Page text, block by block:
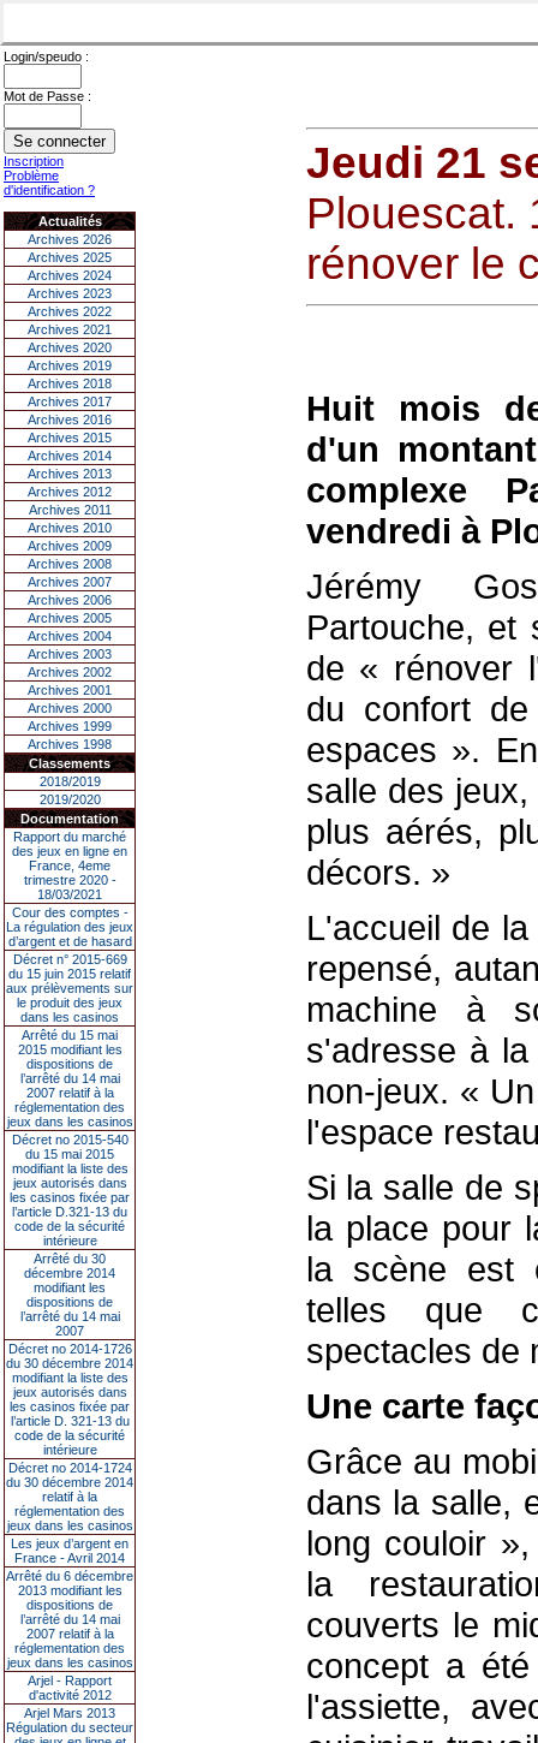
Login/speudo :
Mot de Passe :
Inscription
Problème
d'identification ?
Actualités
Archives 2026
Archives 2025
Archives 2024
Archives 2023
Archives 2022
Archives 2021
Archives 2020
Archives 2019
Archives 2018
Archives 2017
Archives 2016
Archives 2015
Archives 2014
Archives 2013
Archives 2012
Archives 2011
Archives 2010
Archives 2009
Archives 2008
Archives 2007
Archives 2006
Archives 2005
Archives 2004
Archives 2003
Archives 2002
Archives 2001
Archives 2000
Archives 1999
Archives 1998
Classements
2018/2019
2019/2020
Documentation
Rapport du marché
des jeux en ligne en
France, 4eme
trimestre 2020 -
18/03/2021
Cour des comptes -
La régulation des jeux
d’argent et de hasard
Décret n° 2015-669
du 15 juin 2015 relatif
aux prélèvements sur
le produit des jeux
dans les casinos
Arrêté du 15 mai
2015 modifiant les
dispositions de
l’arrêté du 14 mai
2007 relatif à la
réglementation des
jeux dans les casinos
Décret no 2015-540
du 15 mai 2015
modifiant la liste des
jeux autorisés dans
les casinos fixée par
l’article D.321-13 du
code de la sécurité
intérieure
Arrêté du 30
décembre 2014
modifiant les
dispositions de
l’arrêté du 14 mai
2007
Décret no 2014-1726
du 30 décembre 2014
modifiant la liste des
jeux autorisés dans
les casinos fixée par
l’article D. 321-13 du
code de la sécurité
intérieure
Décret no 2014-1724
du 30 décembre 2014
relatif à la
réglementation des
jeux dans les casinos
Les jeux d’argent en
France - Avril 2014
Arrêté du 6 décembre
2013 modifiant les
dispositions de
l’arrêté du 14 mai
2007 relatif à la
réglementation des
jeux dans les casinos
Arjel - Rapport
d'activité 2012
Arjel Mars 2013
Régulation du secteur
Jeudi 21
Plouescat.
rénover le
Huit mois
d'un
complexe
vendredi à
Jérémy
Partouche, et
de « rénover
du confort
espaces ».
salle des
plus aérés,
décors. »
L'accueil de
repensé,
machine à
s'adresse à
non-jeux. «
l'espace
Si la salle de
la place pour
la scène est
telles que
spectacles de
Une carte
Grâce au
dans la salle,
long couloir
la
couverts le
concept a
l'assiette,